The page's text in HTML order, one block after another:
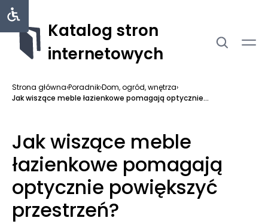
Katalog stron
internetowych
Strona główna›Poradnik›Dom, ogród, wnętrza›
Jak wiszące meble łazienkowe pomagają optycznie...
Jak wiszące meble
łazienkowe pomagają
optycznie powiększyć
przestrzeń?